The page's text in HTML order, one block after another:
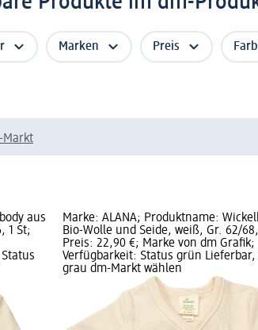
Marken Preis
Markt
aus
1 St;
Marke: ALANA; Produktname:
Bio-Wolle und Seide, weiß, Gr. 62/
Preis: 22,90 €; Marke von dm Grafik;
Verfügbarkeit: Status grün Lieferbar,
grau dm-Markt wählen